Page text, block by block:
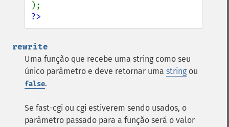
?>
rewrite
Uma função que recebe uma string como seu
único parâmetro e deve retornar uma string ou
false.
Se fast-cgi ou cgi estiverem sendo usados, o
parâmetro passado para a função será o valor